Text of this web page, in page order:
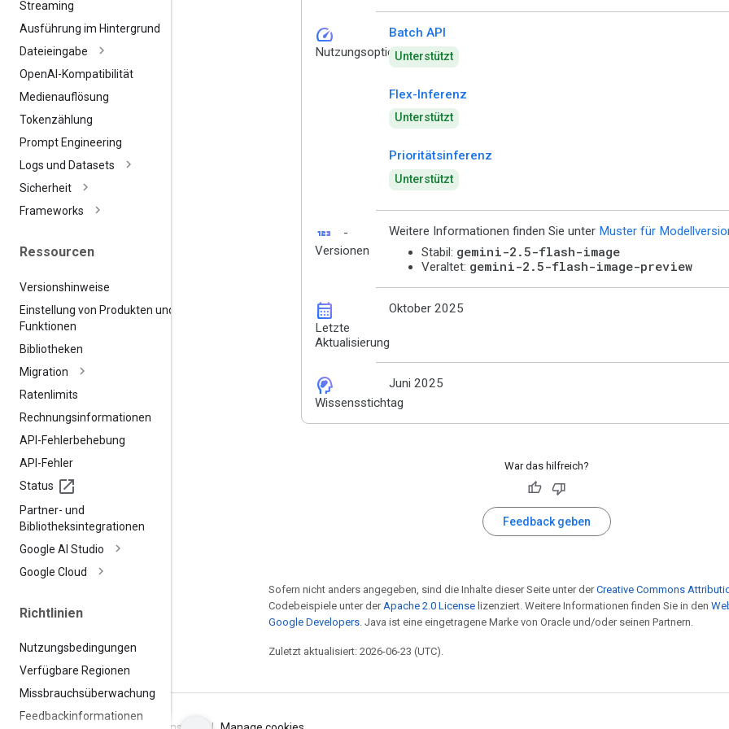
Streaming
Ausführung im Hintergrund
Dateieingabe
OpenAI-Kompatibilität
Medienauflösung
Tokenzählung
Prompt Engineering
Logs und Datasets
Sicherheit
Frameworks
Ressourcen
Versionshinweise
Einstellung von Produkten und
Funktionen
Bibliotheken
Migration
Ratenlimits
Rechnungsinformationen
API-Fehlerbehebung
API-Fehler
Status
Partner- und
Bibliotheksintegrationen
Google AI Studio
Google Cloud
Richtlinien
Nutzungsbedingungen
Verfügbare Regionen
Missbrauchsüberwachung
Feedbackinformationen
speed
Nutzungsoptionen
Batch API
Unterstützt
Flex-Inferenz
Unterstützt
Prioritätsinferenz
Unterstützt
123
-
Versionen
Weitere Informationen finden Sie unter Muster für
Stabil: gemini-2.5-flash-image
Veraltet: gemini-2.5-flash-image-preview
calendar_month
Letzte
Aktualisierung
Oktober 2025
cognition_2
Wissensstichtag
Juni 2025
War das hilfreich?
Feedback geben
Sofern nicht anders angegeben, sind die Inhalte dieser Seite unter derCreative Commons
Codebeispiele unter derApache 2.0 License lizenziert. Weitere Informationen finden Sie in den
Google Developers. Java ist eine eingetragene Marke von Oracle und/oder seinen Partnern.
Zuletzt aktualisiert: 2026-06-23 (UTC).